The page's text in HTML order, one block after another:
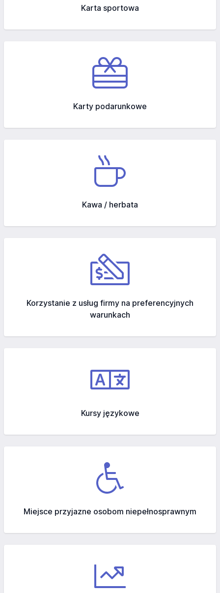
Karta sportowa
Karty podarunkowe
Kawa / herbata
Korzystanie z usług firmy na preferencyjnych
warunkach
Kursy językowe
Miejsce przyjazne osobom niepełnosprawnym